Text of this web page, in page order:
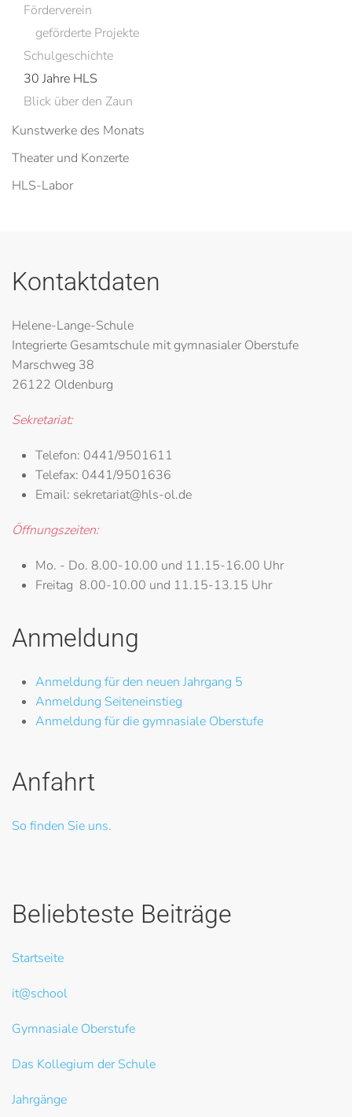
Förderverein
geförderte Projekte
Schulgeschichte
30 Jahre HLS
Blick über den Zaun
Kunstwerke des Monats
Theater und Konzerte
HLS-Labor
Kontaktdaten
Helene-Lange-Schule
Integrierte Gesamtschule mit gymnasialer Oberstufe
Marschweg 38
26122 Oldenburg
Sekretariat:
Telefon: 0441/9501611
Telefax: 0441/9501636
Email: sekretariat@hls-ol.de
Öffnungszeiten:
Mo. - Do. 8.00-10.00 und 11.15-16.00 Uhr
Freitag 8.00-10.00 und 11.15-13.15 Uhr
Anmeldung
Anmeldung für den neuen Jahrgang 5
Anmeldung Seiteneinstieg
Anmeldung für die gymnasiale Oberstufe
Anfahrt
So finden Sie uns.
Beliebteste Beiträge
Startseite
it@school
Gymnasiale Oberstufe
Das Kollegium der Schule
Jahrgänge